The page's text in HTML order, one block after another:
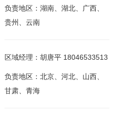
负责地区：湖南、湖北、广西、
贵州、云南
区域经理：胡唐平 18046533513
负责地区：北京、河北、山西、
甘肃、青海